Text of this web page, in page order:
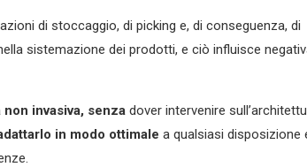
di stoccaggio, di picking e, di conseguenza, di
sistemazione dei prodotti, e ciò influisce
invasiva, senza dover intervenire
in modo ottimale a qualsiasi disposizione